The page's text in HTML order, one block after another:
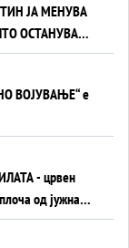
ЈА МЕНУВА
ОСТАНУВА
ВОЈУВАЊЕ“ е
- црвен
од јужна